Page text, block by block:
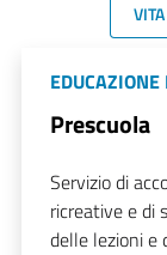
Prescuola
Servizio di
ricreative e di
delle lezioni